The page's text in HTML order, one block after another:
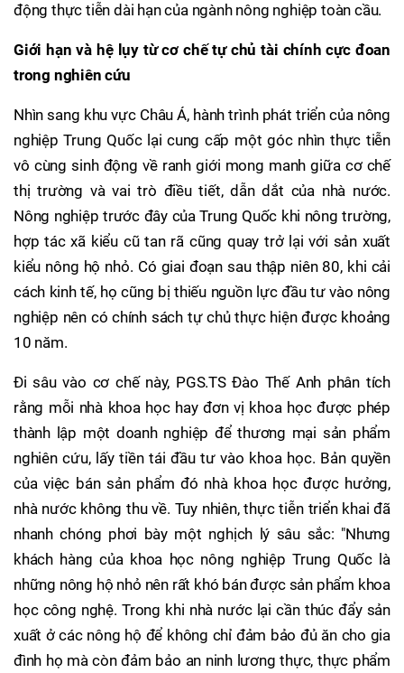
động thực tiễn dài hạn của ngành nông nghiệp toàn cầu.
Giới hạn và hệ lụy từ cơ chế tự chủ tài chính cực đoan
trong nghiên cứu
Nhìn sang khu vực Châu Á, hành trình phát triển của nông
nghiệp Trung Quốc lại cung cấp một góc nhìn thực tiễn
vô cùng sinh động về ranh giới mong manh giữa cơ chế
thị trường và vai trò điều tiết, dẫn dắt của nhà nước.
Nông nghiệp trước đây của Trung Quốc khi nông trường,
hợp tác xã kiểu cũ tan rã cũng quay trở lại với sản xuất
kiểu nông hộ nhỏ. Có giai đoạn sau thập niên 80, khi cải
cách kinh tế, họ cũng bị thiếu nguồn lực đầu tư vào nông
nghiệp nên có chính sách tự chủ thực hiện được khoảng
10 năm.
Đi sâu vào cơ chế này, PGS.TS Đào Thế Anh phân tích
rằng mỗi nhà khoa học hay đơn vị khoa học được phép
thành lập một doanh nghiệp để thương mại sản phẩm
nghiên cứu, lấy tiền tái đầu tư vào khoa học. Bản quyền
của việc bán sản phẩm đó nhà khoa học được hưởng,
nhà nước không thu về. Tuy nhiên, thực tiễn triển khai đã
nhanh chóng phơi bày một nghịch lý sâu sắc: "Nhưng
khách hàng của khoa học nông nghiệp Trung Quốc là
những nông hộ nhỏ nên rất khó bán được sản phẩm khoa
học công nghệ. Trong khi nhà nước lại cần thúc đẩy sản
xuất ở các nông hộ để không chỉ đảm bảo đủ ăn cho gia
đình họ mà còn đảm bảo an ninh lương thực, thực phẩm